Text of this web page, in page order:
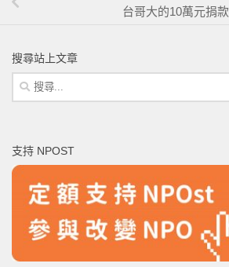
台哥大的10萬元捐款
搜尋站上文章
搜
尋
字:
支持 NPOST